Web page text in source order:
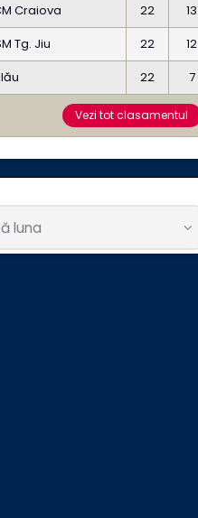
Craiova 22
13
Tg. Jiu 22
12
22 7
Vezi tot clasamentul